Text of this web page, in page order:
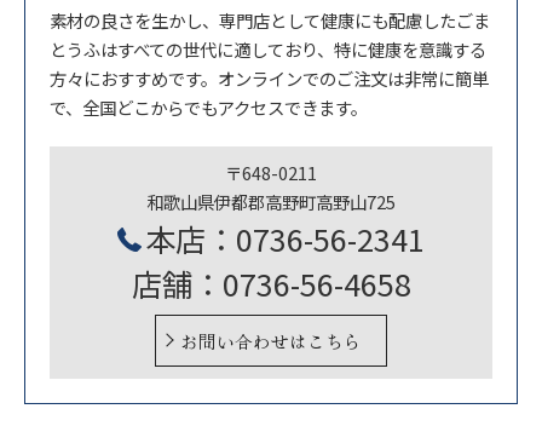
素材の良さを生かし、専門店として健康にも配慮したごま
とうふはすべての世代に適しており、特に健康を意識する
方々におすすめです。オンラインでのご注文は非常に簡単
で、全国どこからでもアクセスできます。
〒648-0211
和歌山県伊都郡高野町高野山725
本店：0736-56-2341
店舗：0736-56-4658
お問い合わせはこちら